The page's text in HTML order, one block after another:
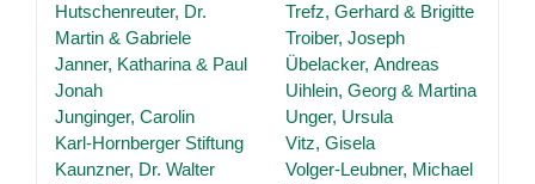
Hutschenreuter, Dr.
Martin & Gabriele
Janner, Katharina & Paul
Jonah
Junginger, Carolin
Karl-Hornberger Stiftung
Kaunzner, Dr. Walter
Trefz, Gerhard & Brigitte
Troiber, Joseph
Übelacker, Andreas
Uihlein, Georg & Martina
Unger, Ursula
Vitz, Gisela
Volger-Leubner, Michael